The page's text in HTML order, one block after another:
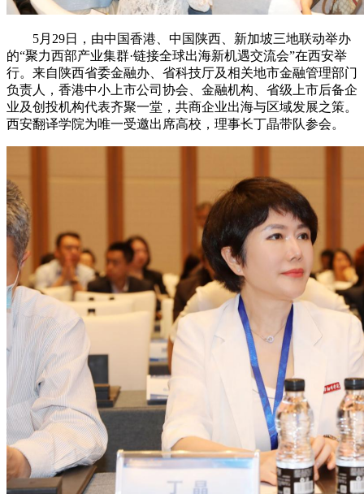
5月29日，由中国香港、中国陕西、新加坡三地联动举办
的“聚力西部产业集群·链接全球出海新机遇交流会”在西安举
行。来自陕西省委金融办、省科技厅及相关地市金融管理部门
负责人，香港中小上市公司协会、金融机构、省级上市后备企
业及创投机构代表齐聚一堂，共商企业出海与区域发展之策。
西安翻译学院为唯一受邀出席高校，理事长丁晶带队参会。